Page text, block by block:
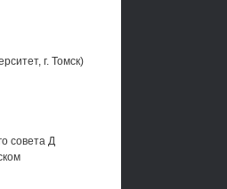
г. Томск)
совета Д